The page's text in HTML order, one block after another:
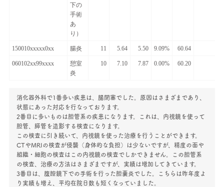
下の
手術
あ
り）
150010xxxxx0xx 腸炎 11 5.64 5.50 9.09% 60.64
060102xx99xxxx
憩室
炎
10 7.10 7.87 0.00% 60.20
消化器外科で1番多い疾患は、腸閉塞でした。原因はさまざまであり、
状態にあった対応を行なっております。
2番目に多いものは胆管系の疾患になります。これは、内視鏡を使って
胆管、膵管を造影する検査になります。
この検査に引き続いて、内視鏡を使った治療を行うことができます。
CTやMRIの検査が侵襲（身体的な負担）は少ないですが、精度の面や
組織・細胞の検査はこの内視鏡の検査でしかできません。この胆管系
の検査、治療の方法はさまざまですが、実績は増加してきています。
3番目は、腹腔鏡下での手術を行った胆嚢炎でした。こちらは昨年度よ
り実績も増え、平均在院日数も短くなっていました。